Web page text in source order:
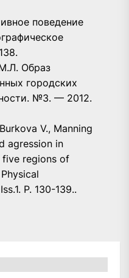
поведение
Образ
городских
№3. — 2012.
V., Manning
agression in
five regions of
P. 130-139..